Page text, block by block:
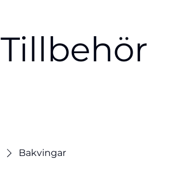
Tillbehör
Bakvingar